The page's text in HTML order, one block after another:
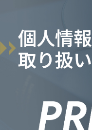
個人情報
取り扱い